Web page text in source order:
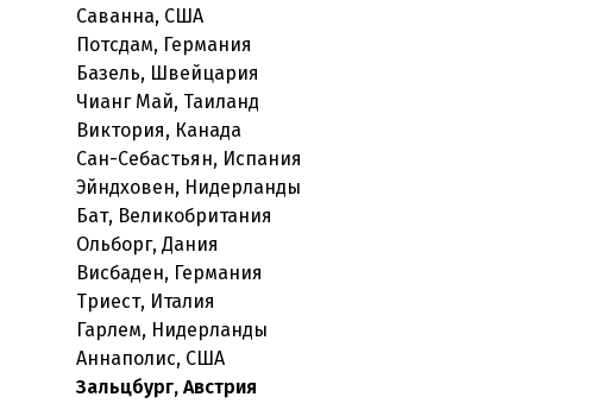
Саванна, США
Потсдам, Германия
Базель, Швейцария
Чианг Май, Таиланд
Виктория, Канада
Сан-Себастьян, Испания
Эйндховен, Нидерланды
Бат, Великобритания
Ольборг, Дания
Висбаден, Германия
Триест, Италия
Гарлем, Нидерланды
Зальцбург, Австрия